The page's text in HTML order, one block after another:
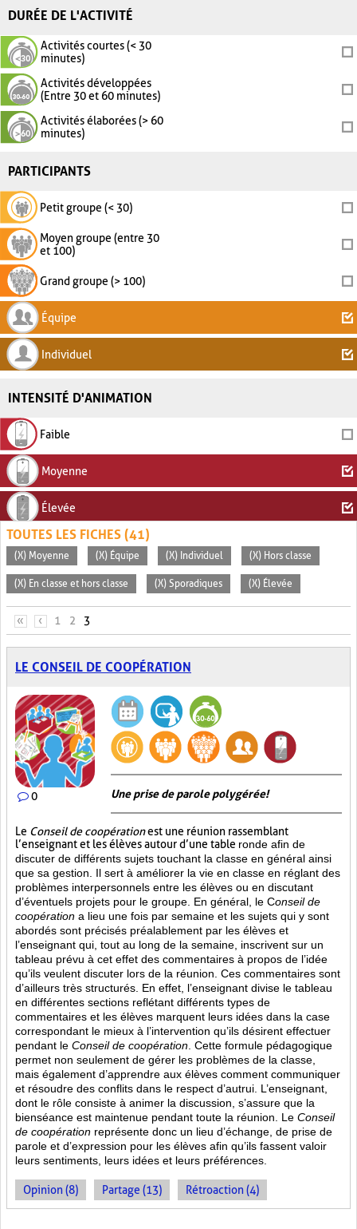
DURÉE DE L'ACTIVITÉ
Activités courtes (< 30
minutes)
Activités développées
(Entre 30 et 60 minutes)
Activités élaborées (> 60
minutes)
PARTICIPANTS
Petit groupe (< 30)
Moyen groupe (entre 30
et 100)
Grand groupe (> 100)
Équipe
Individuel
INTENSITÉ D'ANIMATION
Faible
Moyenne
Élevée
TOUTES LES FICHES (41)
(X) Moyenne (X) Équipe (X) Individuel (X) Hors classe
(X) En classe et hors classe (X) Sporadiques (X) Élevée
PAGES
« ‹ 1 2 3
LE CONSEIL DE COOPÉRATION
0 Une prise de parole polygérée!
Le Conseil de coopérationest une réunion rassemblant
l’enseignant et les élèves autour d’une table ronde afin de
discuter de différents sujets touchant la classe en général ainsi
que sa gestion. Il sert à améliorer la vie en classe en réglant des
problèmes interpersonnels entre les élèves ou en discutant
d’éventuels projets pour le groupe. En général, le Conseil de
coopération a lieu une fois par semaine et les sujets qui y sont
abordés sont précisés préalablement par les élèves et
l’enseignant qui, tout au long de la semaine, inscrivent sur un
tableau prévu à cet effet des commentaires à propos de l’idée
qu’ils veulent discuter lors de la réunion. Ces commentaires sont
d’ailleurs très structurés. En effet, l’enseignant divise le tableau
en différentes sections reflétant différents types de
commentaires et les élèves marquent leurs idées dans la case
correspondant le mieux à l’intervention qu’ils désirent effectuer
pendant le Conseil de coopération . Cette formule pédagogique
permet non seulement de gérer les problèmes de la classe,
mais également d’apprendre aux élèves comment communiquer
et résoudre des conflits dans le respect d’autrui. L’enseignant,
dont le rôle consiste à animer la discussion, s’assure que la
bienséance est maintenue pendant toute la réunion. Le Conseil
de coopération représente donc un lieu d’échange, de prise de
parole et d’expression pour les élèves afin qu’ils fassent valoir
leurs sentiments, leurs idées et leurs préférences.
Opinion (8) Partage (13) Rétroaction (4)